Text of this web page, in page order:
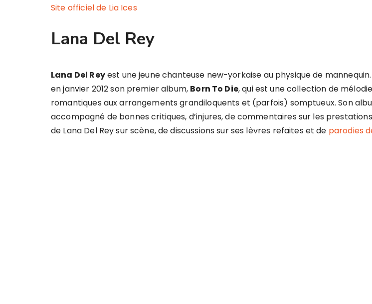
Site officiel de Lia Ices
Lana Del Rey
Lana Del Reyest une jeune chanteuse new-yorkaise au physique de
en janvier 2012 son premier album, Born To Die, qui est une collection de
romantiques aux arrangements grandiloquents et (parfois) somptueux. Son
accompagné de bonnes critiques, d’injures, de commentaires sur les
de Lana Del Rey sur scène, de discussions sur ses lèvres refaites et de parodies